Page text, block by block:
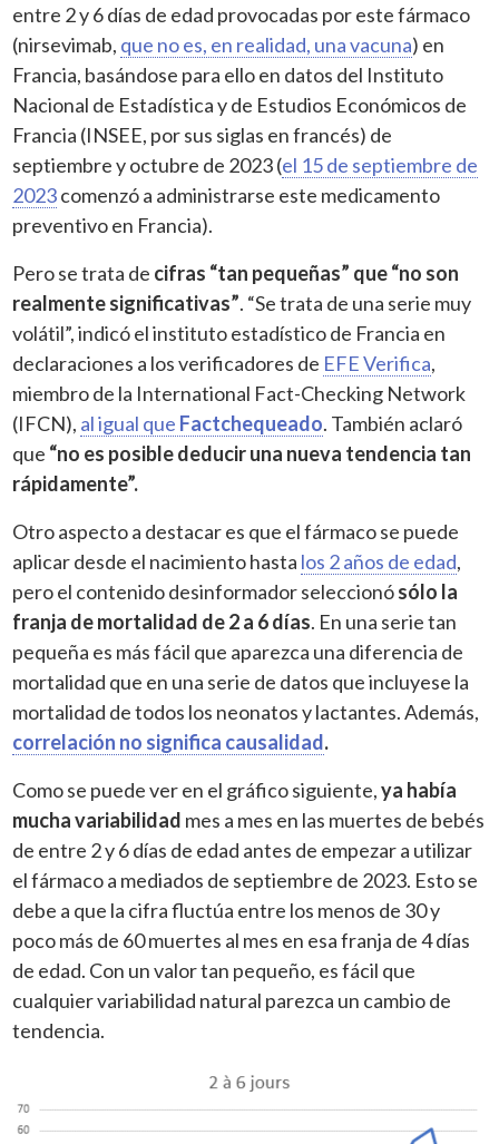
entre 2 y 6 días de edad provocadas por este fármaco
(nirsevimab, que no es, en realidad, una vacuna) en
Francia, basándose para ello en datos del Instituto
Nacional de Estadística y de Estudios Económicos de
Francia (INSEE, por sus siglas en francés) de
septiembre y octubre de 2023 (el 15 de septiembre de
2023comenzó a administrarse este medicamento
preventivo en Francia).
Pero se trata de cifras “tan pequeñas” que “no son
realmente significativas”. “Se trata de una serie muy
volátil”, indicó el instituto estadístico de Francia en
declaraciones a los verificadores de EFE Verifica,
miembro de la International Fact-Checking Network
(IFCN), al igual que Factchequeado. También aclaró
que “no es posible deducir una nueva tendencia tan
rápidamente”.
Otro aspecto a destacar es que el fármaco se puede
aplicar desde el nacimiento hasta los 2 años de edad,
pero el contenido desinformador seleccionósólo la
franja de mortalidad de 2 a 6 días. En una serie tan
pequeña es más fácil que aparezca una diferencia de
mortalidad que en una serie de datos que incluyese la
mortalidad de todos los neonatos y lactantes. Además,
correlación no significa causalidad.
Como se puede ver en el gráfico siguiente,ya había
mucha variabilidad mes a mes en las muertes de bebés
de entre 2 y 6 días de edad antes de empezar a utilizar
el fármaco a mediados de septiembre de 2023. Esto se
debe a que la cifra fluctúa entre los menos de 30 y
poco más de 60 muertes al mes en esa franja de 4 días
de edad. Con un valor tan pequeño, es fácil que
cualquier variabilidad natural parezca un cambio de
tendencia.